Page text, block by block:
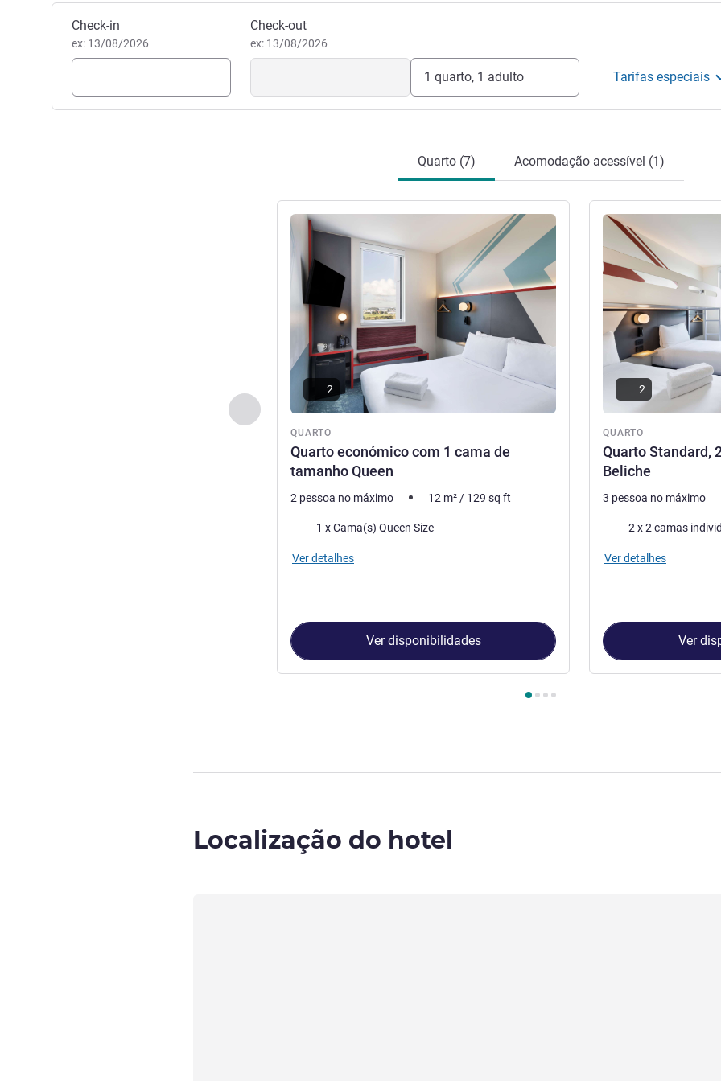
maravilhosa.
Eli Fifita, Gestão hoteleira
Reservar este hotel
Check-in
ex: 13/08/2026
Check-out
ex: 13/08/2026
1 quarto, 1 adulto Tarifas especiais
Quarto (7) Acomodação acessível (1)
Anterior - Quarto
QUARTO
Quarto económico com 1 cama de
tamanho Queen
Ver detalhes
2
2 pessoa no máximo 12 m² / 129 sq ft
Cama1 x Cama(s) Queen Size
Ver detalhes
Ver disponibilidades
QUARTO
Quarto Standard,
Beliche
Ver detalhes
2
3 pessoa no máximo
Cama
Ver detalhes
Ver
Localização do hotel